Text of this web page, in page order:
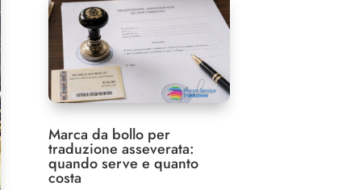
Marca da bollo per
traduzione asseverata:
quando serve e quanto
costa